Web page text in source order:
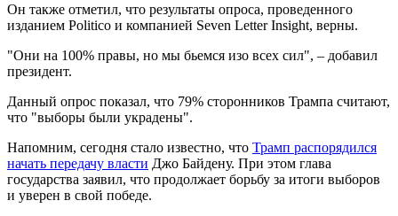
Он также отметил, что результаты опроса, проведенного
изданием Politico и компанией Seven Letter Insight, верны.
"Они на 100% правы, но мы бьемся изо всех сил", – добавил
президент.
Данный опрос показал, что 79% сторонников Трампа считают,
что "выборы были украдены".
Напомним, сегодня стало известно, что Трамп распорядился
начать передачу власти Джо Байдену. При этом глава
государства заявил, что продолжает борьбу за итоги выборов
и уверен в свой победе.